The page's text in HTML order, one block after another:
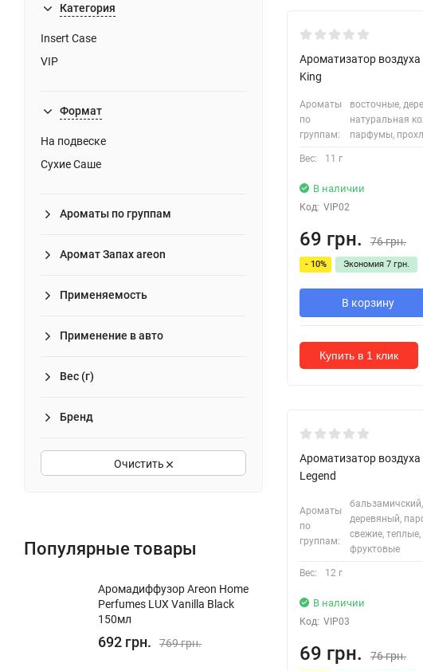
Категория
Insert Case
VIP
Формат
На подвеске
Сухие Саше
Ароматы по группам
Аромат Запах areon
Применяемость
Применение в авто
Вес (г)
Бренд
Очистить
Популярные товары
Аромадиффузор Areon Home
Perfumes LUX Vanilla Black
150мл
692 грн. 769 грн.
Ароматизатор воздуха
King
Ароматы
по
группам:
восточные,
натуральная
парфумы,
Вес: 11 г
В наличии
Код: VIP02
69 грн. 76 грн.
- 10% Экономия 7 грн.
В корзину
Купить в 1 клик
Ароматизатор воздуха
Legend
Ароматы
по
группам:
деревяный,
свежие,
фруктовые
Вес: 12 г
В наличии
Код: VIP03
69 грн. 76 грн.